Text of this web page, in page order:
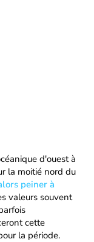
d'ouest à
la moitié nord du
peiner à
valeurs souvent
cette
la période.